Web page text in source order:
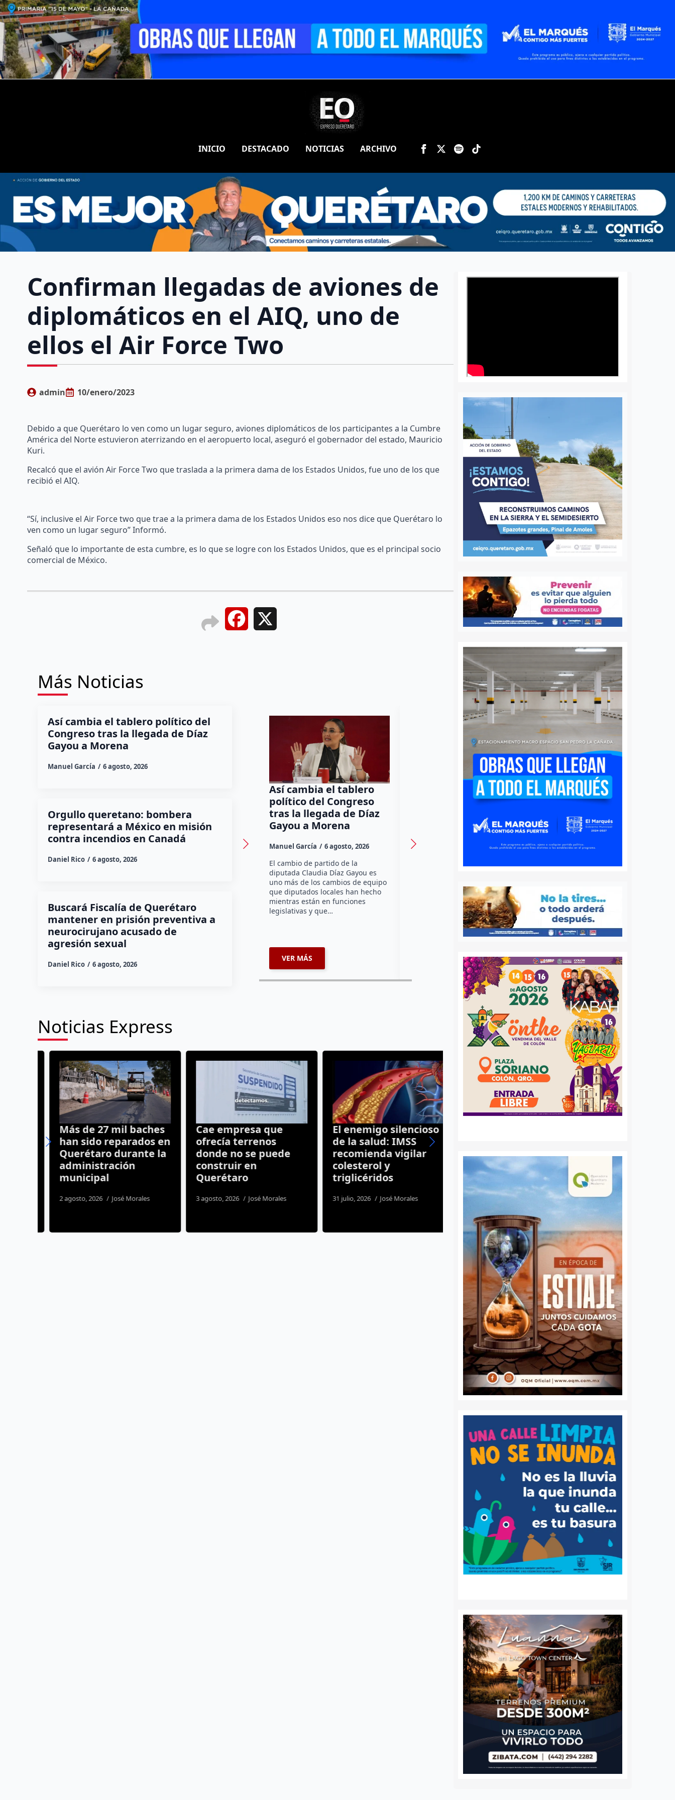
INICIO DESTACADO NOTICIAS ARCHIVO
Confirman llegadas de aviones de
diplomáticos en el AIQ, uno de
ellos el Air Force Two
admin 10/enero/2023
Debido a que Querétaro lo ven como un lugar seguro, aviones diplomáticos de los participantes a la Cumbre
América del Norte estuvieron aterrizando en el aeropuerto local, aseguró el gobernador del estado, Mauricio
Kuri.
Recalcó que el avión Air Force Two que traslada a la primera dama de los Estados Unidos, fue uno de los que
recibió el AIQ.
“Sí, inclusive el Air Force two que trae a la primera dama de los Estados Unidos eso nos dice que Querétaro lo
ven como un lugar seguro” Informó.
Señaló que lo importante de esta cumbre, es lo que se logre con los Estados Unidos, que es el principal socio
comercial de México.
Facebook
Más Noticias
Así cambia el tablero político del
Congreso tras la llegada de Díaz
Gayou a Morena
Manuel García 6 agosto, 2026
Orgullo queretano: bombera
representará a México en misión
contra incendios en Canadá
Daniel Rico 6 agosto, 2026
Buscará Fiscalía de Querétaro
mantener en prisión preventiva a
neurocirujano acusado de
agresión sexual
Daniel Rico 6 agosto, 2026
Así cambia el tablero
político del Congreso
tras la llegada de Díaz
Gayou a Morena
Manuel García 6 agosto, 2026
El cambio de partido de la
diputada Claudia Díaz Gayou es
uno más de los cambios de equipo
que diputados locales han hecho
mientras están en funciones
legislativas y que…
VER MÁS
Orgullo queretano:
bombera representará
contra incendios en
Canadá
integrante de los cuerpos de
Bomberos Voluntarios de Ezequiel
Montes y Cadereyta de Montes,
representará a Querétaro en la
misión internacional que México
enviará para apoyar…
Buscará Fiscalía de
Querétaro mantener en
prisión preventiva a
neurocirujano acusado
de agresión sexual
todos los recursos legales para
mantener la medida cautelar de
prisión preventiva justificada en
contra del médico neurocirujano
acusado de…
VER MÁS
Noticias Express
Más de 27 mil baches
han sido reparados en
Querétaro durante la
administración
municipal
2 agosto, 2026 José Morales
Cae empresa que
ofrecía terrenos
donde no se puede
construir en
Querétaro
3 agosto, 2026 José Morales
El enemigo silencioso
de la salud: IMSS
recomienda vigilar
colesterol y
triglicéridos
31 julio, 2026 José Morales
oficina del Registro
Civil para realizar
trámites
2 agosto, 2026 Susana Ramos
en prisión
a neurocirujano
acusado de
sexual
6 agosto, 2026